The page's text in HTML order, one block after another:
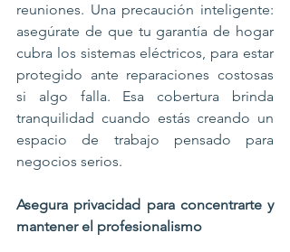
reuniones. Una precaución inteligente:
asegúrate de que tu garantía de hogar
cubra los sistemas eléctricos, para estar
protegido ante reparaciones costosas
si algo falla. Esa cobertura brinda
tranquilidad cuando estás creando un
espacio de trabajo pensado para
negocios serios.
Asegura privacidad para concentrarte y
mantener el profesionalismo